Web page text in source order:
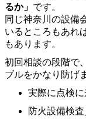
るか」 です。
同じ神奈川の設備
いるところもあれ
もあります。
初回相談の段階で
ブルをかなり防げ
実際に点検
防火設備検